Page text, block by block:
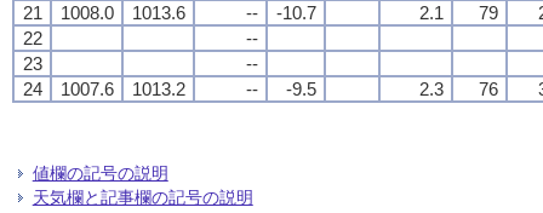
21
1008.0 1013.6 -- -10.7 2.1 79
22
--
23
--
24
1007.6 1013.2 -- -9.5 2.3 76
値欄の記号の説明
天気欄と記事欄の記号の説明